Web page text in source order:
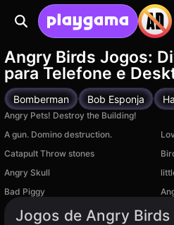
Angry Birds Jogos:
para Telefone e
Bomberman Bob Esponja
Angry Pets! Destroy the Building!
A gun. Domino destruction.
Catapult Throw stones
Angry Skull
Bad Piggy
Jogos de Angry Birds